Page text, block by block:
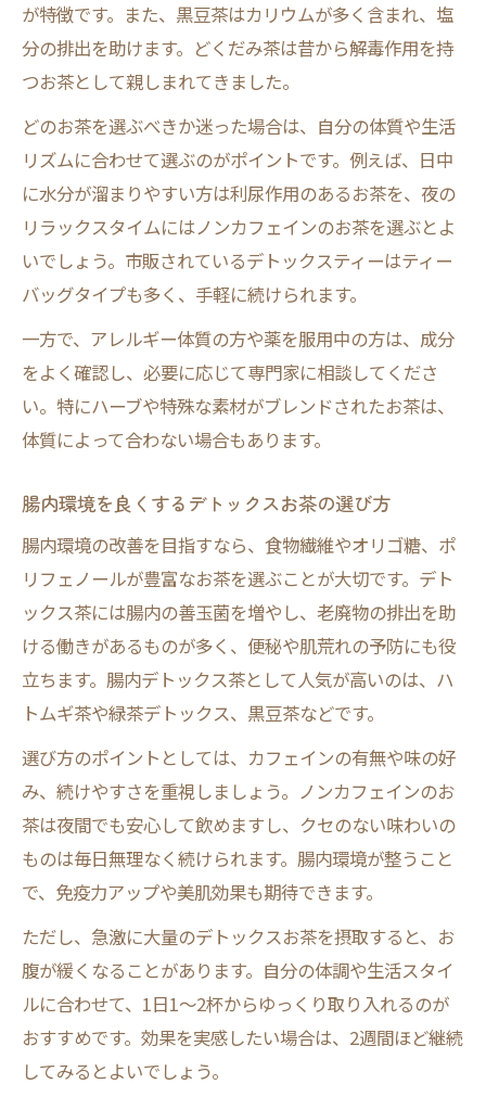
が特徴です。また、黒豆茶はカリウムが多く含まれ、塩
分の排出を助けます。どくだみ茶は昔から解毒作用を持
つお茶として親しまれてきました。
どのお茶を選ぶべきか迷った場合は、自分の体質や生活
リズムに合わせて選ぶのがポイントです。例えば、日中
に水分が溜まりやすい方は利尿作用のあるお茶を、夜の
リラックスタイムにはノンカフェインのお茶を選ぶとよ
いでしょう。市販されているデトックスティーはティー
バッグタイプも多く、手軽に続けられます。
一方で、アレルギー体質の方や薬を服用中の方は、成分
をよく確認し、必要に応じて専門家に相談してくださ
い。特にハーブや特殊な素材がブレンドされたお茶は、
体質によって合わない場合もあります。
腸内環境を良くするデトックスお茶の選び方
腸内環境の改善を目指すなら、食物繊維やオリゴ糖、ポ
リフェノールが豊富なお茶を選ぶことが大切です。デト
ックス茶には腸内の善玉菌を増やし、老廃物の排出を助
ける働きがあるものが多く、便秘や肌荒れの予防にも役
立ちます。腸内デトックス茶として人気が高いのは、ハ
トムギ茶や緑茶デトックス、黒豆茶などです。
選び方のポイントとしては、カフェインの有無や味の好
み、続けやすさを重視しましょう。ノンカフェインのお
茶は夜間でも安心して飲めますし、クセのない味わいの
ものは毎日無理なく続けられます。腸内環境が整うこと
で、免疫力アップや美肌効果も期待できます。
ただし、急激に大量のデトックスお茶を摂取すると、お
腹が緩くなることがあります。自分の体調や生活スタイ
ルに合わせて、1日1～2杯からゆっくり取り入れるのが
おすすめです。効果を実感したい場合は、2週間ほど継続
してみるとよいでしょう。